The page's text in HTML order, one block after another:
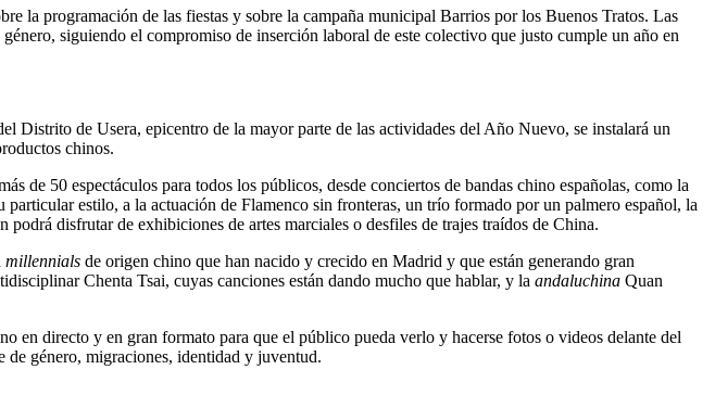
la programación de las fiestas y sobre la campaña municipal Barrios por los Buenos Tratos. Las
siguiendo el compromiso de inserción laboral de este colectivo que justo cumple un año en
Distrito de Usera, epicentro de la mayor parte de las actividades del Año Nuevo, se instalará un
chinos.
de 50 espectáculos para todos los públicos, desde conciertos de bandas chino españolas, como la
estilo, a la actuación de Flamenco sin fronteras, un trío formado por un palmero español, la
disfrutar de exhibiciones de artes marciales o desfiles de trajes traídos de China.
millennials de origen chino que han nacido y crecido en Madrid y que están generando gran
Chenta Tsai, cuyas canciones están dando mucho que hablar, y la andaluchina Quan
en directo y en gran formato para que el público pueda verlo y hacerse fotos o videos delante del
de género, migraciones, identidad y juventud.